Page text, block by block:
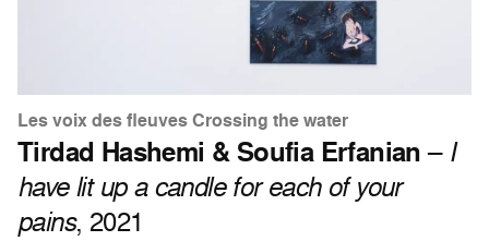
Les voix des fleuves Crossing the water
Tirdad Hashemi & Soufia Erfanian– I
have lit up a candle for each of your
pains, 2021